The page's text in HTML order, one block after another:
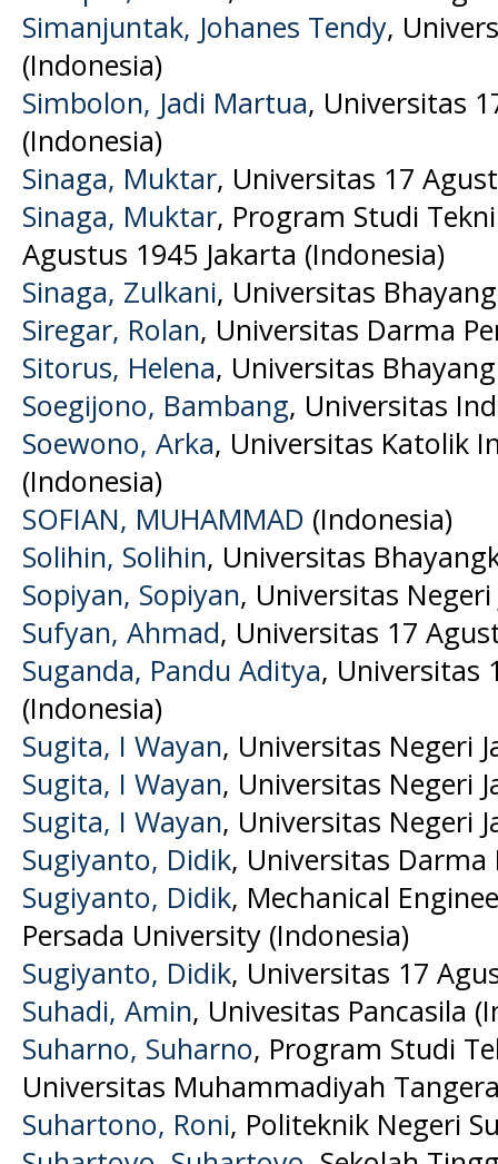
Simanjuntak, Johanes Tendy,
(Indonesia)
Simbolon, Jadi Martua, Universitas
(Indonesia)
Sinaga, Muktar, Universitas 17
Sinaga, Muktar, Program Studi
Agustus 1945 Jakarta (Indonesia)
Sinaga, Zulkani, Universitas
Siregar, Rolan, Universitas Darma
Sitorus, Helena, Universitas
Soegijono, Bambang, Universitas
Soewono, Arka, Universitas Katolik
(Indonesia)
SOFIAN, MUHAMMAD (Indonesia)
Solihin, Solihin, Universitas
Sopiyan, Sopiyan, Universitas
Sufyan, Ahmad, Universitas 17
Suganda, Pandu Aditya, Universitas
(Indonesia)
Sugita, I Wayan, Universitas Negeri
Sugita, I Wayan, Universitas Negeri
Sugita, I Wayan, Universitas Negeri
Sugiyanto, Didik, Universitas Darma
Sugiyanto, Didik, Mechanical
Persada University (Indonesia)
Sugiyanto, Didik, Universitas 17
Suhadi, Amin, Univesitas Pancasila
Suharno, Suharno, Program Studi
Universitas Muhammadiyah
Suhartono, Roni, Politeknik Negeri